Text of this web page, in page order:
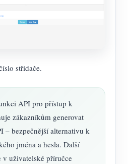
střídače.
API pro přístup k
zákazníkům generovat
– bezpečnější alternativu k
jména a hesla. Další
v uživatelské příručce